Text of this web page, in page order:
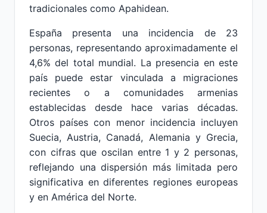
tradicionales como Apahidean.
España presenta una incidencia de 23
personas, representando aproximadamente el
4,6% del total mundial. La presencia en este
país puede estar vinculada a migraciones
recientes o a comunidades armenias
establecidas desde hace varias décadas.
Otros países con menor incidencia incluyen
Suecia, Austria, Canadá, Alemania y Grecia,
con cifras que oscilan entre 1 y 2 personas,
reflejando una dispersión más limitada pero
significativa en diferentes regiones europeas
y en América del Norte.